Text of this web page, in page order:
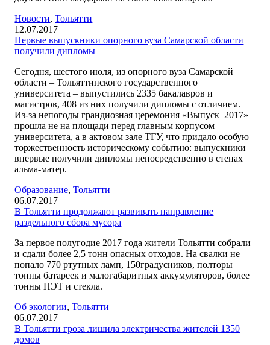
Новости,Тольятти
12.07.2017
Первые выпускники опорного вуза Самарской области
получили дипломы
Сегодня, шестого июля, из опорного вуза Самарской
области – Тольяттинского государственного
университета – выпустились 2335 бакалавров и
магистров, 408 из них получили дипломы с отличием.
Из-за непогоды грандиозная церемония «Выпуск–2017»
прошла не на площади перед главным корпусом
университета, а в актовом зале ТГУ, что придало особую
торжественность историческому событию: выпускники
впервые получили дипломы непосредственно в стенах
альма-матер.
Образование,Тольятти
06.07.2017
В Тольятти продолжают развивать направление
раздельного сбора мусора
За первое полугодие 2017 года жители Тольятти собрали
и сдали более 2,5 тонн опасных отходов. На свалки не
попало 770 ртутных ламп, 150градусников, полторы
тонны батареек и малогабаритных аккумуляторов, более
тонны ПЭТ и стекла.
Об экологии,Тольятти
06.07.2017
В Тольятти гроза лишила электричества жителей 1350
домов